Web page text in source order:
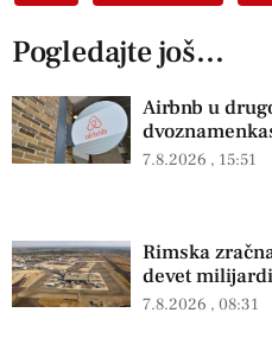
Pogledajte još...
Airbnb u
7.8.2026 15:51
Rimska
devet
7.8.2026 08:31